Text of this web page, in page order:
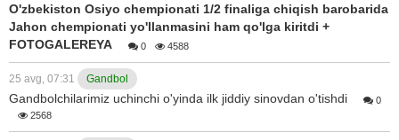
O'zbekiston Osiyo chempionati 1/2 finaliga chiqish barobarida
Jahon chempionati yo'llanmasini ham qo'lga kiritdi +
FOTOGALEREYA
0 4588
25 avg, 07:31 Gandbol
Gandbolchilarimiz uchinchi o'yinda ilk jiddiy sinovdan o'tishdi
0
2568